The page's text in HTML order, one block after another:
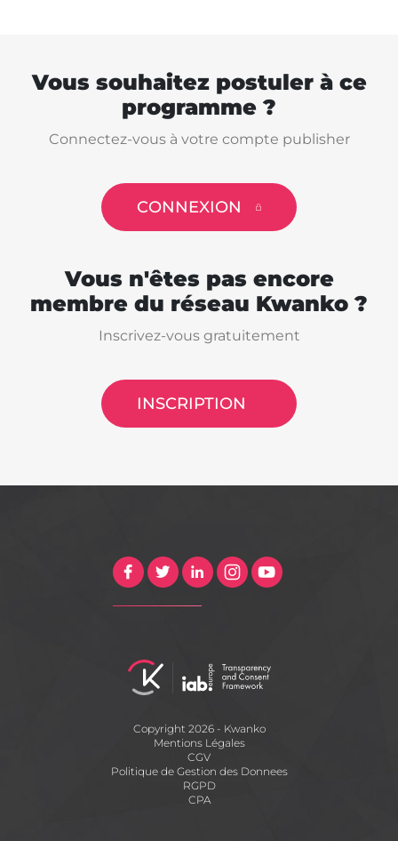
Vous souhaitez postuler à ce
programme ?
Connectez-vous à votre compte publisher
CONNEXION
Vous n'êtes pas encore
membre du réseau Kwanko ?
Inscrivez-vous gratuitement
INSCRIPTION
Copyright 2026 - Kwanko
Mentions Légales
CGV
Politique de Gestion des Donnees
RGPD
CPA